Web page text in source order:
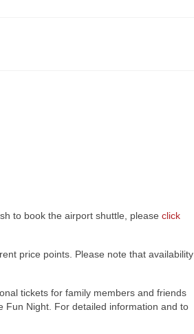
to book the airport shuttle, please click
price points. Please note that availability
tickets for family members and friends
Fun Night. For detailed information and to